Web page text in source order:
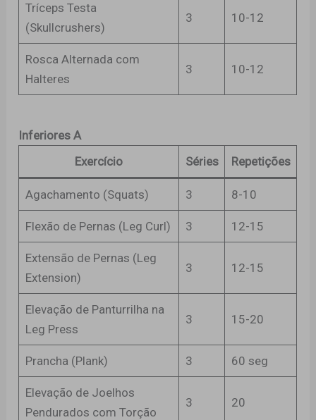
Tríceps Testa
(Skullcrushers)
3 10-12
Rosca Alternada com
Halteres
3 10-12
Inferiores A
Exercício
Séries Repetições
Agachamento (Squats) 3 8-10
Flexão de Pernas (Leg Curl) 3 12-15
Extensão de Pernas (Leg
Extension)
3 12-15
Elevação de Panturrilha na
Leg Press
3 15-20
Prancha (Plank) 3 60 seg
Elevação de Joelhos
Pendurados com Torção
3 20